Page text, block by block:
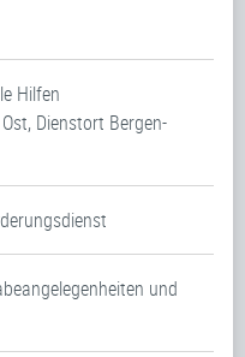
Hilfen
Dienstort Bergen-
und